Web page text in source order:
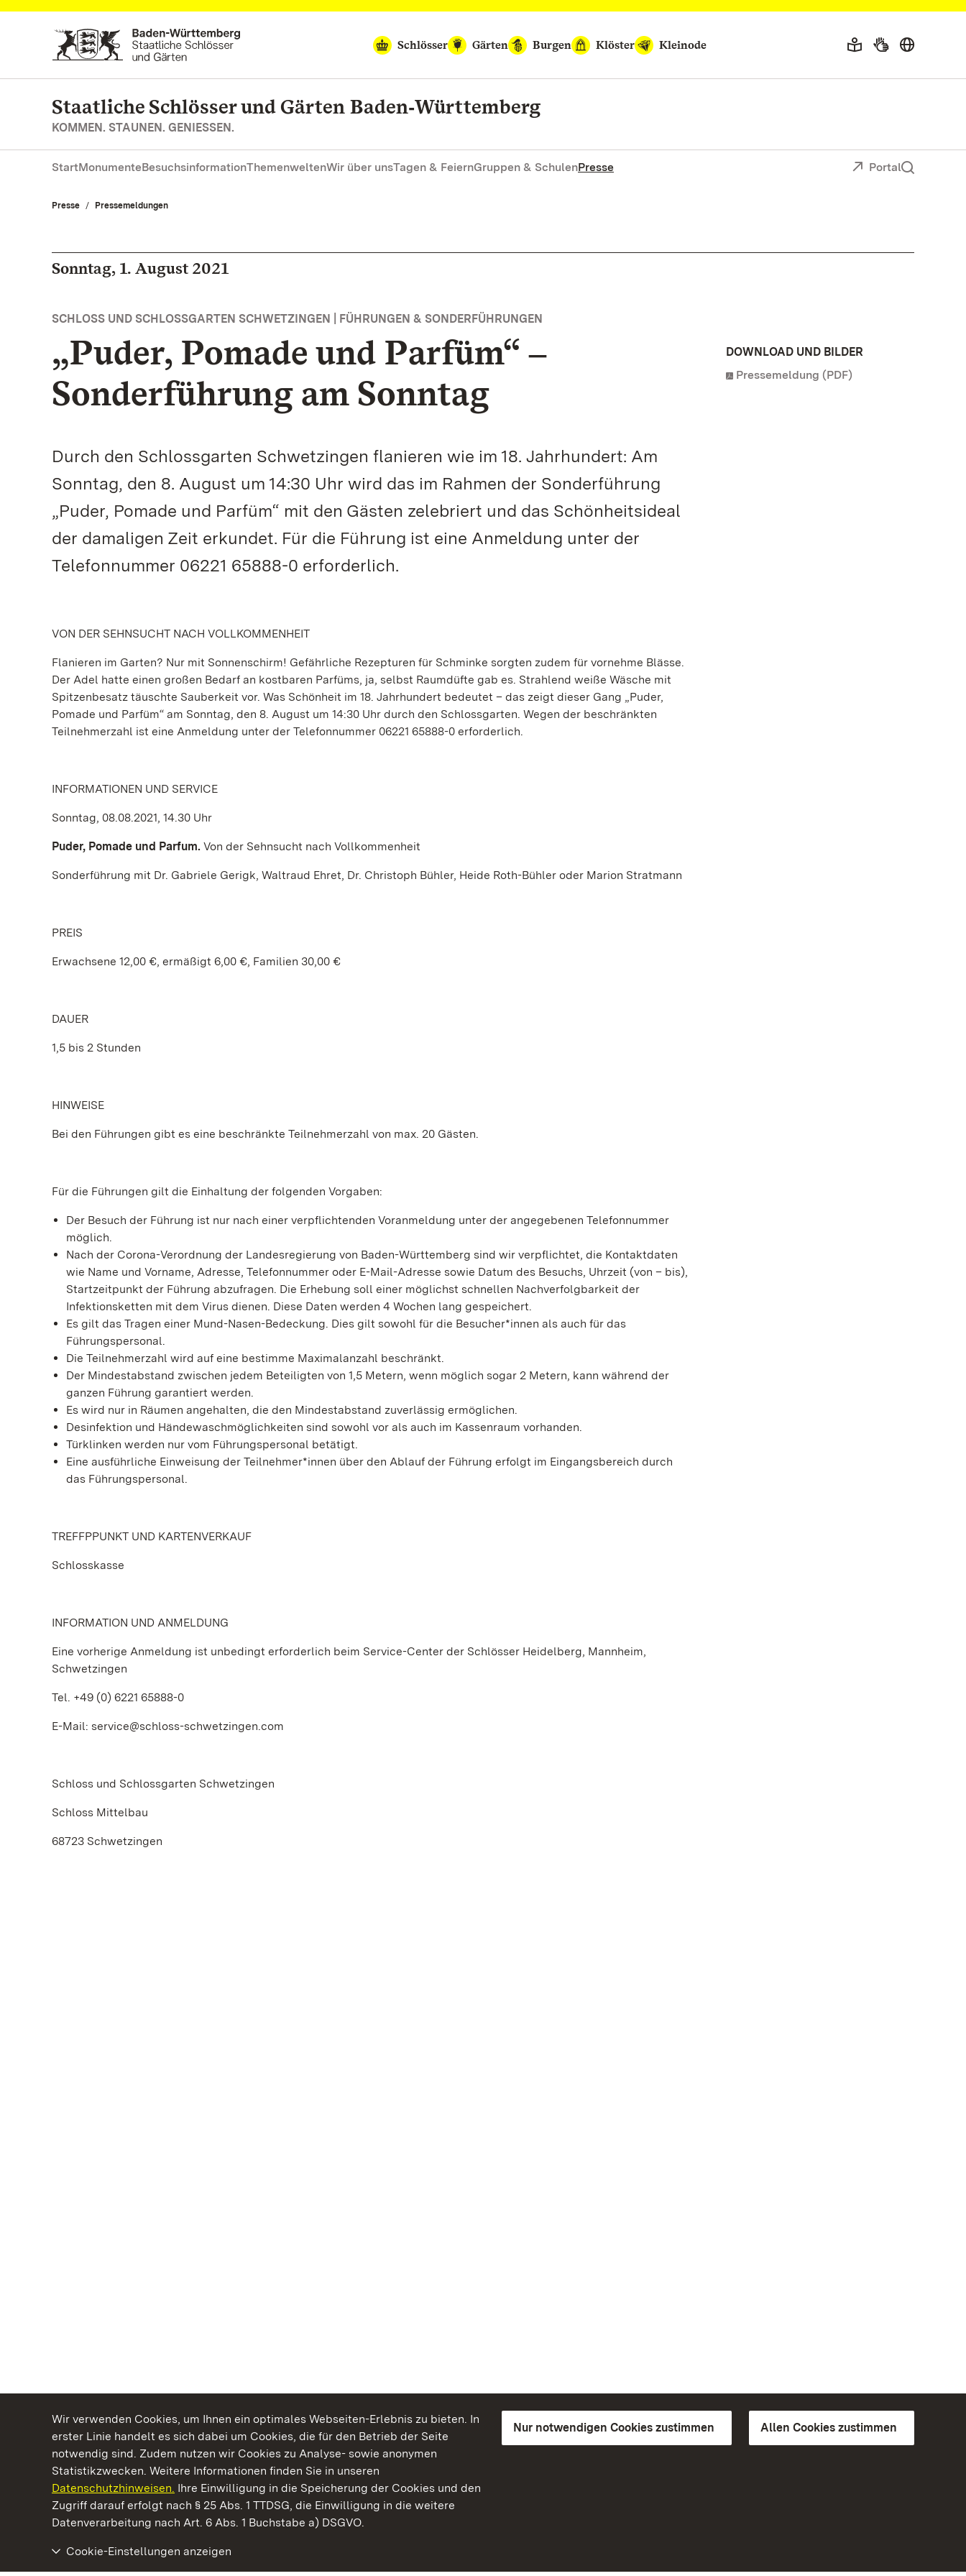
Wir verwenden Cookies, um Ihnen ein optimales Webseiten-Erlebnis zu bieten. In
erster Linie handelt es sich dabei um Cookies, die für den Betrieb der Seite
notwendig sind. Zudem nutzen wir Cookies zu Analyse- sowie anonymen
Statistikzwecken. Weitere Informationen finden Sie in unseren
Datenschutzhinweisen. Ihre Einwilligung in die Speicherung der Cookies und den
Zugriff darauf erfolgt nach § 25 Abs. 1 TTDSG, die Einwilligung in die weitere
Datenverarbeitung nach Art. 6 Abs. 1 Buchstabe a) DSGVO.
Nur notwendigen Cookies zustimmen Allen Cookies zustimmen
Cookie-Einstellungen anzeigen
Zum Hauptinhalt springen
Schlösser
Gärten Burgen Klöster Kleinode
Staatliche Schlösser und Gärten Baden‑Württemberg
KOMMEN. STAUNEN. GENIESSEN.
StartMonumenteBesuchsinformationThemenweltenWir über unsTagen & FeiernGruppen & SchulenPresse Portal
Presse Pressemeldungen
Sonntag, 1. August 2021
SCHLOSS UND SCHLOSSGARTEN SCHWETZINGEN | FÜHRUNGEN & SONDERFÜHRUNGEN
„Puder, Pomade und Parfüm“ ‒
Sonderführung am Sonntag
Durch den Schlossgarten Schwetzingen flanieren wie im 18. Jahrhundert: Am
Sonntag, den 8. August um 14:30 Uhr wird das im Rahmen der Sonderführung
„Puder, Pomade und Parfüm“ mit den Gästen zelebriert und das Schönheitsideal
der damaligen Zeit erkundet. Für die Führung ist eine Anmeldung unter der
Telefonnummer 06221 65888-0 erforderlich.
VON DER SEHNSUCHT NACH VOLLKOMMENHEIT
Flanieren im Garten? Nur mit Sonnenschirm! Gefährliche Rezepturen für Schminke sorgten zudem für vornehme Blässe.
Der Adel hatte einen großen Bedarf an kostbaren Parfüms, ja, selbst Raumdüfte gab es. Strahlend weiße Wäsche mit
Spitzenbesatz täuschte Sauberkeit vor. Was Schönheit im 18. Jahrhundert bedeutet – das zeigt dieser Gang „Puder,
Pomade und Parfüm“ am Sonntag, den 8. August um 14:30 Uhr durch den Schlossgarten. Wegen der beschränkten
Teilnehmerzahl ist eine Anmeldung unter der Telefonnummer 06221 65888-0 erforderlich.
INFORMATIONEN UND SERVICE
Sonntag, 08.08.2021, 14.30 Uhr
Puder, Pomade und Parfum. Von der Sehnsucht nach Vollkommenheit
Sonderführung mit Dr. Gabriele Gerigk, Waltraud Ehret, Dr. Christoph Bühler, Heide Roth-Bühler oder Marion Stratmann
PREIS
Erwachsene 12,00 €, ermäßigt 6,00 €, Familien 30,00 €
DAUER
1,5 bis 2 Stunden
HINWEISE
Bei den Führungen gibt es eine beschränkte Teilnehmerzahl von max. 20 Gästen.
Für die Führungen gilt die Einhaltung der folgenden Vorgaben:
Der Besuch der Führung ist nur nach einer verpflichtenden Voranmeldung unter der angegebenen Telefonnummer
möglich.
Nach der Corona-Verordnung der Landesregierung von Baden-Württemberg sind wir verpflichtet, die Kontaktdaten
wie Name und Vorname, Adresse, Telefonnummer oder E-Mail-Adresse sowie Datum des Besuchs, Uhrzeit (von – bis),
Startzeitpunkt der Führung abzufragen. Die Erhebung soll einer möglichst schnellen Nachverfolgbarkeit der
Infektionsketten mit dem Virus dienen. Diese Daten werden 4 Wochen lang gespeichert.
Es gilt das Tragen einer Mund-Nasen-Bedeckung. Dies gilt sowohl für die Besucher*innen als auch für das
Führungspersonal.
Die Teilnehmerzahl wird auf eine bestimme Maximalanzahl beschränkt.
Der Mindestabstand zwischen jedem Beteiligten von 1,5 Metern, wenn möglich sogar 2 Metern, kann während der
ganzen Führung garantiert werden.
Es wird nur in Räumen angehalten, die den Mindestabstand zuverlässig ermöglichen.
Desinfektion und Händewaschmöglichkeiten sind sowohl vor als auch im Kassenraum vorhanden.
Türklinken werden nur vom Führungspersonal betätigt.
Eine ausführliche Einweisung der Teilnehmer*innen über den Ablauf der Führung erfolgt im Eingangsbereich durch
das Führungspersonal.
TREFFPPUNKT UND KARTENVERKAUF
Schlosskasse
INFORMATION UND ANMELDUNG
Eine vorherige Anmeldung ist unbedingt erforderlich beim Service-Center der Schlösser Heidelberg, Mannheim,
Schwetzingen
Tel. +49 (0) 6221 65888-0
E-Mail: service@schloss-schwetzingen.com
Schloss und Schlossgarten Schwetzingen
Schloss Mittelbau
68723 Schwetzingen
DOWNLOAD UND BILDER
Pressemeldung (PDF)
Kommen. Staunen. Genießen.